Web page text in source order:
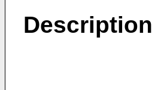
Description